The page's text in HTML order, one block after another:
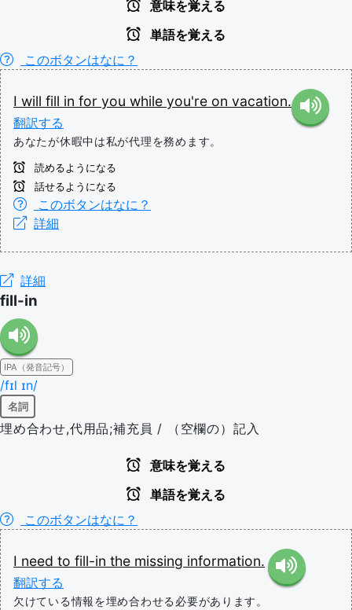
意味を覚える
単語を覚える
このボタンはなに？
I will fill in for you while you're on vacation.
翻訳する
あなたが休暇中は私が代理を務めます。
読めるようになる
話せるようになる
このボタンはなに？
詳細
詳細
fill-in
IPA（発音記号）
/fɪl ɪn/
名詞
埋め合わせ,代用品;補充員 / （空欄の）記入
意味を覚える
単語を覚える
このボタンはなに？
I need to fill-in the missing information.
翻訳する
欠けている情報を埋め合わせる必要があります。